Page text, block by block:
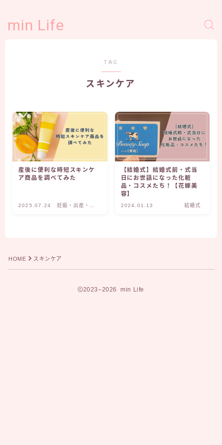
min Life
TAG
スキンケア
産後に便利な時短スキンケ
ア商品を調べてみた
2025.07.24
妊娠・出産・子
【結婚式】結婚式前・式当
日にお世話になった化粧
品・コスメたち！【花嫁美
容】
2024.01.13 結婚式
HOME スキンケア
2023–2026 min Life